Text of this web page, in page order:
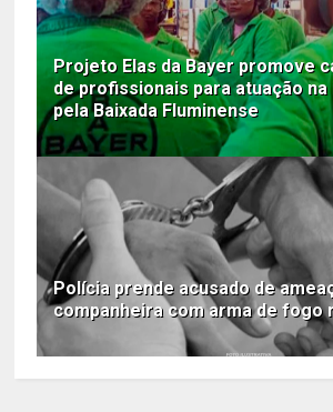
Projeto Elas da Bayer promove
de profissionais para atuação
pela Baixada Fluminense
Polícia prende acusado de
companheira com arma de fogo